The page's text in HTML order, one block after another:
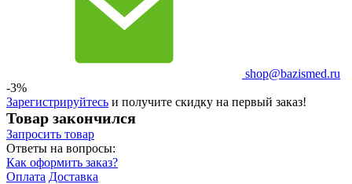
shop@bazismed.ru
-3%
Зарегистрируйтесь и получите скидку на первый заказ!
Товар закончился
Запросить товар
Ответы на вопросы:
Как оформить заказ?
Оплата Доставка